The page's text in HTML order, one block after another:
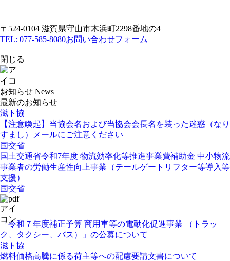
〒524-0104 滋賀県守山市木浜町2298番地の4
TEL: 077-585-8080お問い合わせフォーム
閉じる
お知らせ News
最新のお知らせ
滋ト協
【注意喚起】当協会名および当協会会長名を装った迷惑（なり
すまし）メールにご注意ください
国交省
国土交通省令和7年度 物流効率化等推進事業費補助金 中小物流
事業者の労働生産性向上事業（テールゲートリフター等導入等
支援）
国交省
「令和７年度補正予算 商用車等の電動化促進事業 （トラッ
ク、タクシー、バス）」の公募について
滋ト協
燃料価格高騰に係る荷主等への配慮要請文書について